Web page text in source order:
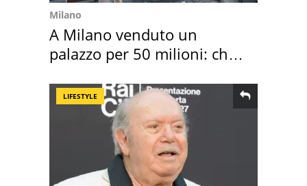
Milano
A Milano venduto un
palazzo per 50 milioni: chi
LIFESTYLE